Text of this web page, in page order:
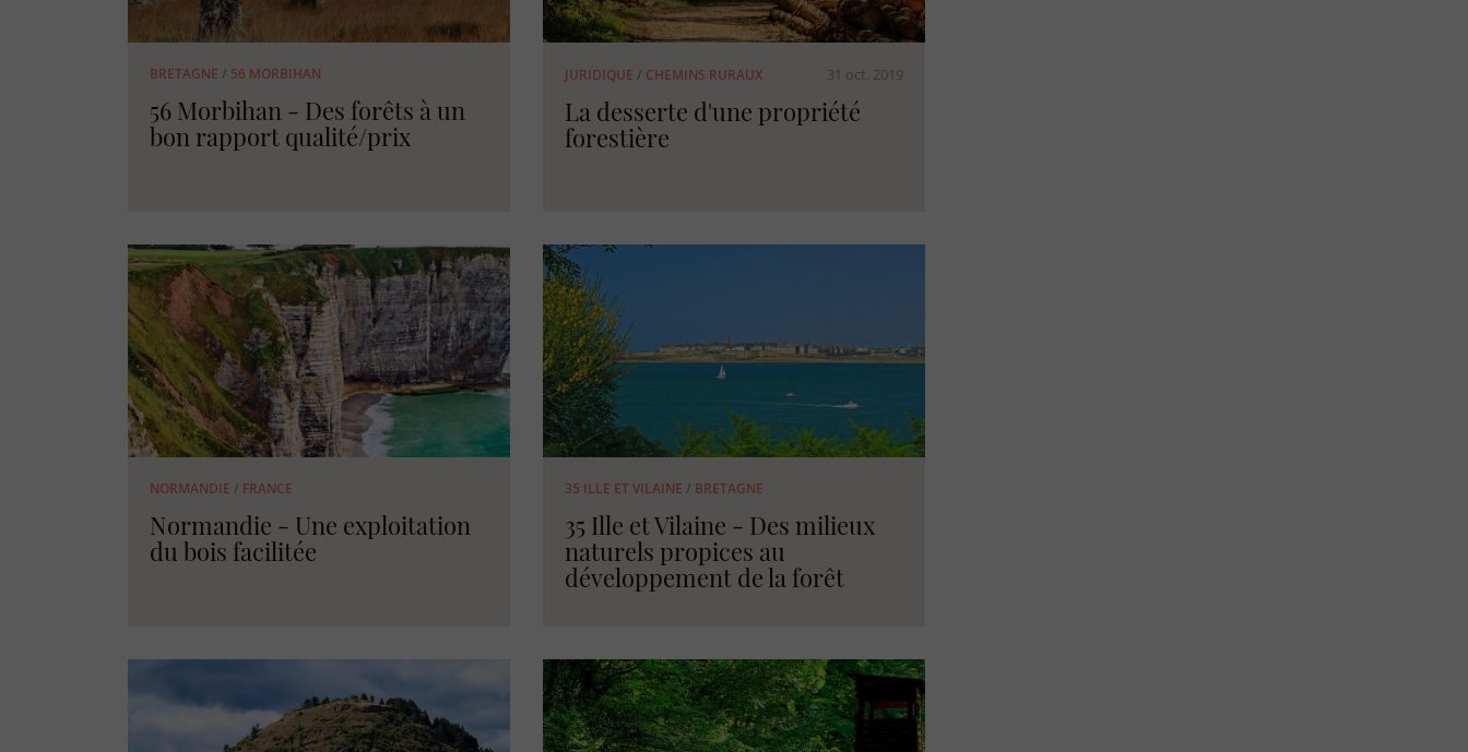
BRETAGNE / 56 MORBIHAN
56 Morbihan - Des forêts à un
bon rapport qualité/prix
JURIDIQUE / CHEMINS RURAUX 31 oct. 2019
La desserte d'une propriété
forestière
NORMANDIE / FRANCE
Normandie - Une exploitation
du bois facilitée
35 ILLE ET VILAINE / BRETAGNE
35 Ille et Vilaine - Des milieux
naturels propices au
développement de la forêt